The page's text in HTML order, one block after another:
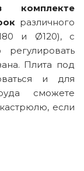
комплекте
различного
и Ø120), с
Плита под
и для
сможете
если